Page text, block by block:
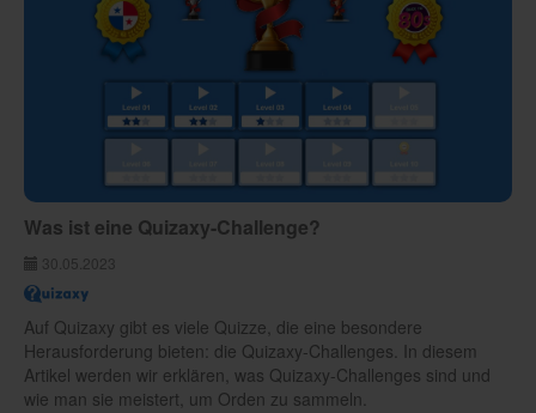
Was ist eine Quizaxy-Challenge?
30.05.2023
Auf Quizaxy gibt es viele Quizze, die eine besondere
Herausforderung bieten: die Quizaxy-Challenges. In diesem
Artikel werden wir erklären, was Quizaxy-Challenges sind und
wie man sie meistert, um Orden zu sammeln.